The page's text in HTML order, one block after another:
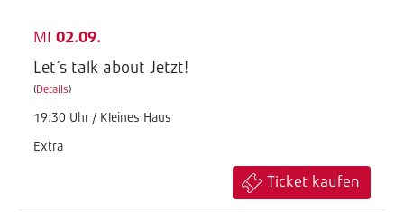
MI 02.09.
Let´s talk about Jetzt!
(Details)
19:30 Uhr / Kleines Haus
Extra
Ticket kaufen